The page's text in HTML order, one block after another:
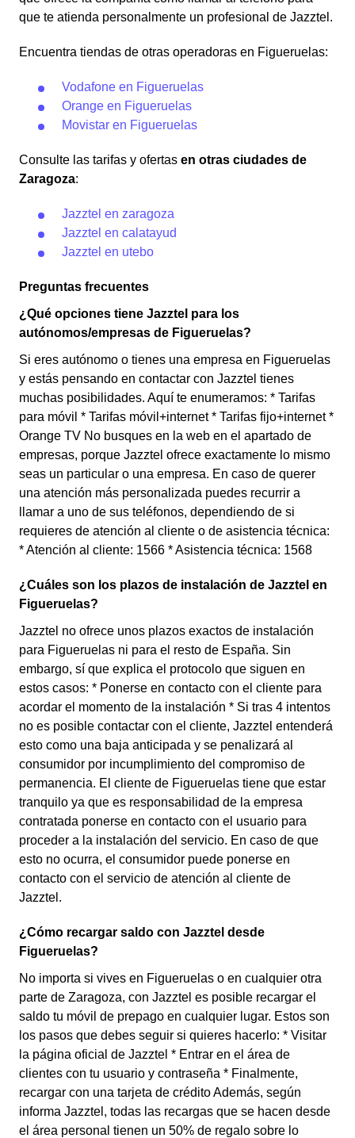
que te atienda personalmente un profesional de Jazztel.
Encuentra tiendas de otras operadoras en Figueruelas:
Vodafone en Figueruelas
Orange en Figueruelas
Movistar en Figueruelas
Consulte las tarifas y ofertas en otras ciudades de
Zaragoza:
Jazztel en zaragoza
Jazztel en calatayud
Jazztel en utebo
Preguntas frecuentes
¿Qué opciones tiene Jazztel para los
autónomos/empresas de Figueruelas?
Si eres autónomo o tienes una empresa en Figueruelas
y estás pensando en contactar con Jazztel tienes
muchas posibilidades. Aquí te enumeramos: * Tarifas
para móvil * Tarifas móvil+internet * Tarifas fijo+internet *
Orange TV No busques en la web en el apartado de
empresas, porque Jazztel ofrece exactamente lo mismo
seas un particular o una empresa. En caso de querer
una atención más personalizada puedes recurrir a
llamar a uno de sus teléfonos, dependiendo de si
requieres de atención al cliente o de asistencia técnica:
* Atención al cliente: 1566 * Asistencia técnica: 1568
¿Cuáles son los plazos de instalación de Jazztel en
Figueruelas?
Jazztel no ofrece unos plazos exactos de instalación
para Figueruelas ni para el resto de España. Sin
embargo, sí que explica el protocolo que siguen en
estos casos: * Ponerse en contacto con el cliente para
acordar el momento de la instalación * Si tras 4 intentos
no es posible contactar con el cliente, Jazztel entenderá
esto como una baja anticipada y se penalizará al
consumidor por incumplimiento del compromiso de
permanencia. El cliente de Figueruelas tiene que estar
tranquilo ya que es responsabilidad de la empresa
contratada ponerse en contacto con el usuario para
proceder a la instalación del servicio. En caso de que
esto no ocurra, el consumidor puede ponerse en
contacto con el servicio de atención al cliente de
Jazztel.
¿Cómo recargar saldo con Jazztel desde
Figueruelas?
No importa si vives en Figueruelas o en cualquier otra
parte de Zaragoza, con Jazztel es posible recargar el
saldo tu móvil de prepago en cualquier lugar. Estos son
los pasos que debes seguir si quieres hacerlo: * Visitar
la página oficial de Jazztel * Entrar en el área de
clientes con tu usuario y contraseña * Finalmente,
recargar con una tarjeta de crédito Además, según
informa Jazztel, todas las recargas que se hacen desde
el área personal tienen un 50% de regalo sobre lo